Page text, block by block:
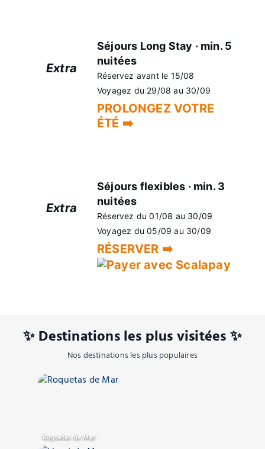
Extra
Séjours Long Stay · min. 5
nuitées
Réservez avant le 15/08
Voyagez du 29/08 au 30/09
PROLONGEZ VOTRE
ÉTÉ ➡️
Extra
Séjours flexibles · min. 3
nuitées
Réservez du 01/08 au 30/09
Voyagez du 05/09 au 30/09
RÉSERVER ➡️
✨ Destinations les plus visitées ✨
Nos destinations les plus populaires
Roquetas de Mar